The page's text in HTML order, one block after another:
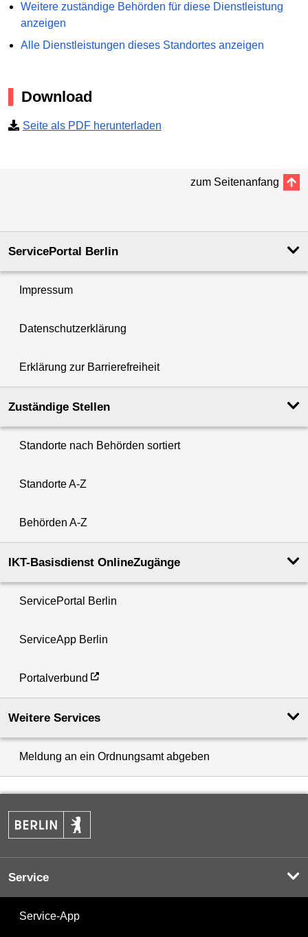
Weitere zuständige Behörden für diese Dienstleistung
anzeigen
Alle Dienstleistungen dieses Standortes anzeigen
Download
Seite als PDF herunterladen
zum Seitenanfang
ServicePortal Berlin
Impressum
Datenschutzerklärung
Erklärung zur Barrierefreiheit
Zuständige Stellen
Standorte nach Behörden sortiert
Standorte A-Z
Behörden A-Z
IKT-Basisdienst OnlineZugänge
ServicePortal Berlin
ServiceApp Berlin
Portalverbund
Weitere Services
Meldung an ein Ordnungsamt abgeben
Service
Service-App